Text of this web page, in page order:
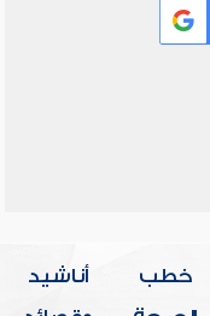
خطب
أناشيد